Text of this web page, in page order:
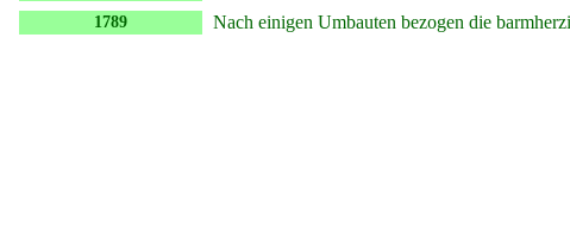
1789 Nach einigen Umbauten bezogen die